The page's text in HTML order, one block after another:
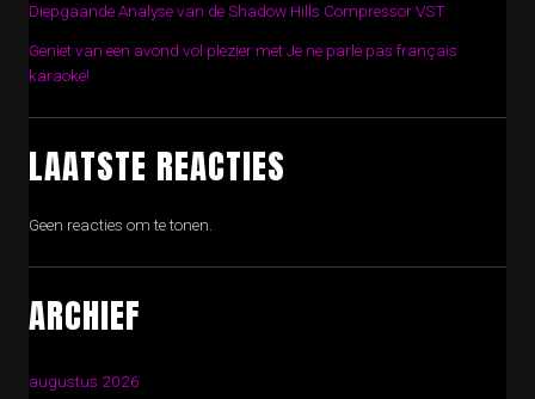
Diepgaande Analyse van de Shadow Hills Compressor VST
Geniet van een avond vol plezier met Je ne parle pas français
karaoke!
LAATSTE REACTIES
Geen reacties om te tonen.
ARCHIEF
augustus 2026